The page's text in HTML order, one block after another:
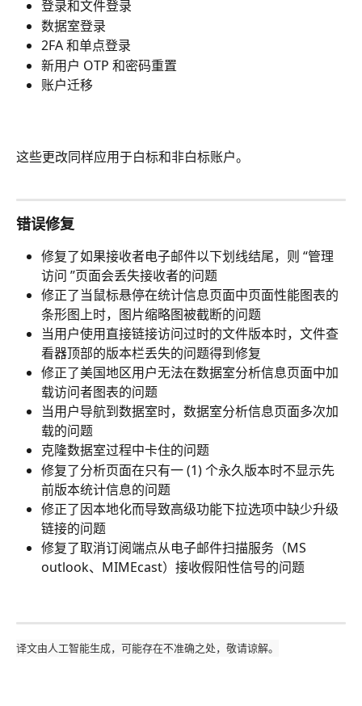
登录和文件登录
数据室登录
2FA 和单点登录
新用户 OTP 和密码重置
账户迁移
这些更改同样应用于白标和非白标账户。
错误修复
修复了如果接收者电子邮件以下划线结尾，则 “管理
访问 ”页面会丢失接收者的问题
修正了当鼠标悬停在统计信息页面中页面性能图表的
条形图上时，图片缩略图被截断的问题
当用户使用直接链接访问过时的文件版本时，文件查
看器顶部的版本栏丢失的问题得到修复
修正了美国地区用户无法在数据室分析信息页面中加
载访问者图表的问题
当用户导航到数据室时，数据室分析信息页面多次加
载的问题
克隆数据室过程中卡住的问题
修复了分析页面在只有一 (1) 个永久版本时不显示先
前版本统计信息的问题
修正了因本地化而导致高级功能下拉选项中缺少升级
链接的问题
修复了取消订阅端点从电子邮件扫描服务（MS
outlook、MIMEcast）接收假阳性信号的问题
译文由人工智能生成，可能存在不准确之处，敬请谅解。